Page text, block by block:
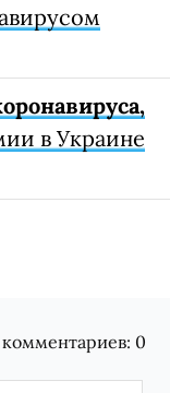
в Украине
комментариев: 0